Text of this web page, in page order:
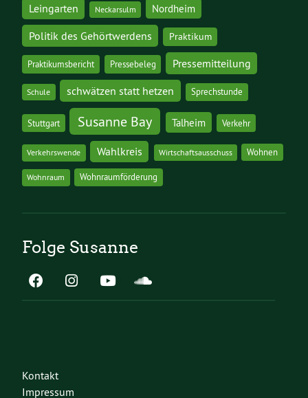
Leingarten Neckarsulm Nordheim
Politik des Gehörtwerdens Praktikum
Praktikumsbericht Pressebeleg Pressemitteilung
Schule schwätzen statt hetzen Sprechstunde
Stuttgart Susanne Bay Talheim Verkehr
Verkehrswende Wahlkreis Wirtschaftsausschuss Wohnen
Wohnraum Wohnraumförderung
Folge Susanne
Kontakt
Impressum